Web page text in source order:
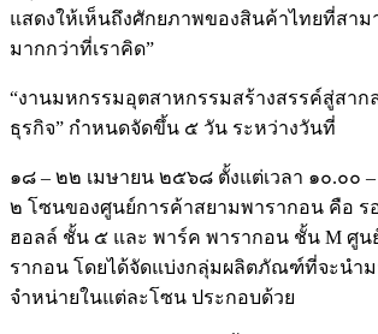
แสดงให้เห็นถึงศักยภาพของสินค้าไทยที่สาม
มากกว่าที่เราคิด”
“งานมหกรรมอุตสาหกรรมสร้างสรรค์สู่สาก
ธุรกิจ” กำหนดจัดขึ้น ๕ วัน ระหว่างวันที่
๑๘ – ๒๒ เมษายน ๒๕๖๘ ตั้งแต่เวลา ๑๐.๐๐
๒ โซนของศูนย์การค้าสยามพารากอน คือ ร
ฮอลล์ ชั้น ๕ และ พาร์ค พารากอน ชั้น M ศูน
รากอน โดยได้จัดแบ่งกลุ่มผลิตภัณฑ์ที่จะนำ
จำหน่ายในแต่ละโซน ประกอบด้วย